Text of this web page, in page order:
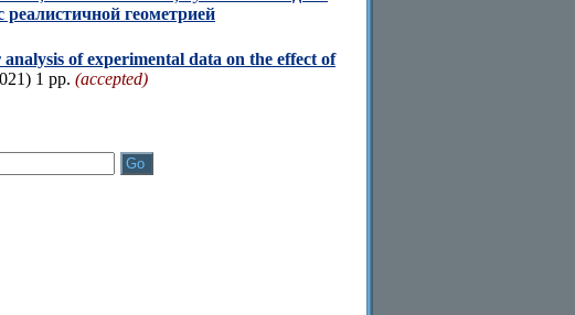
геометрией
of experimental data on the effect of
1 pp. (accepted)